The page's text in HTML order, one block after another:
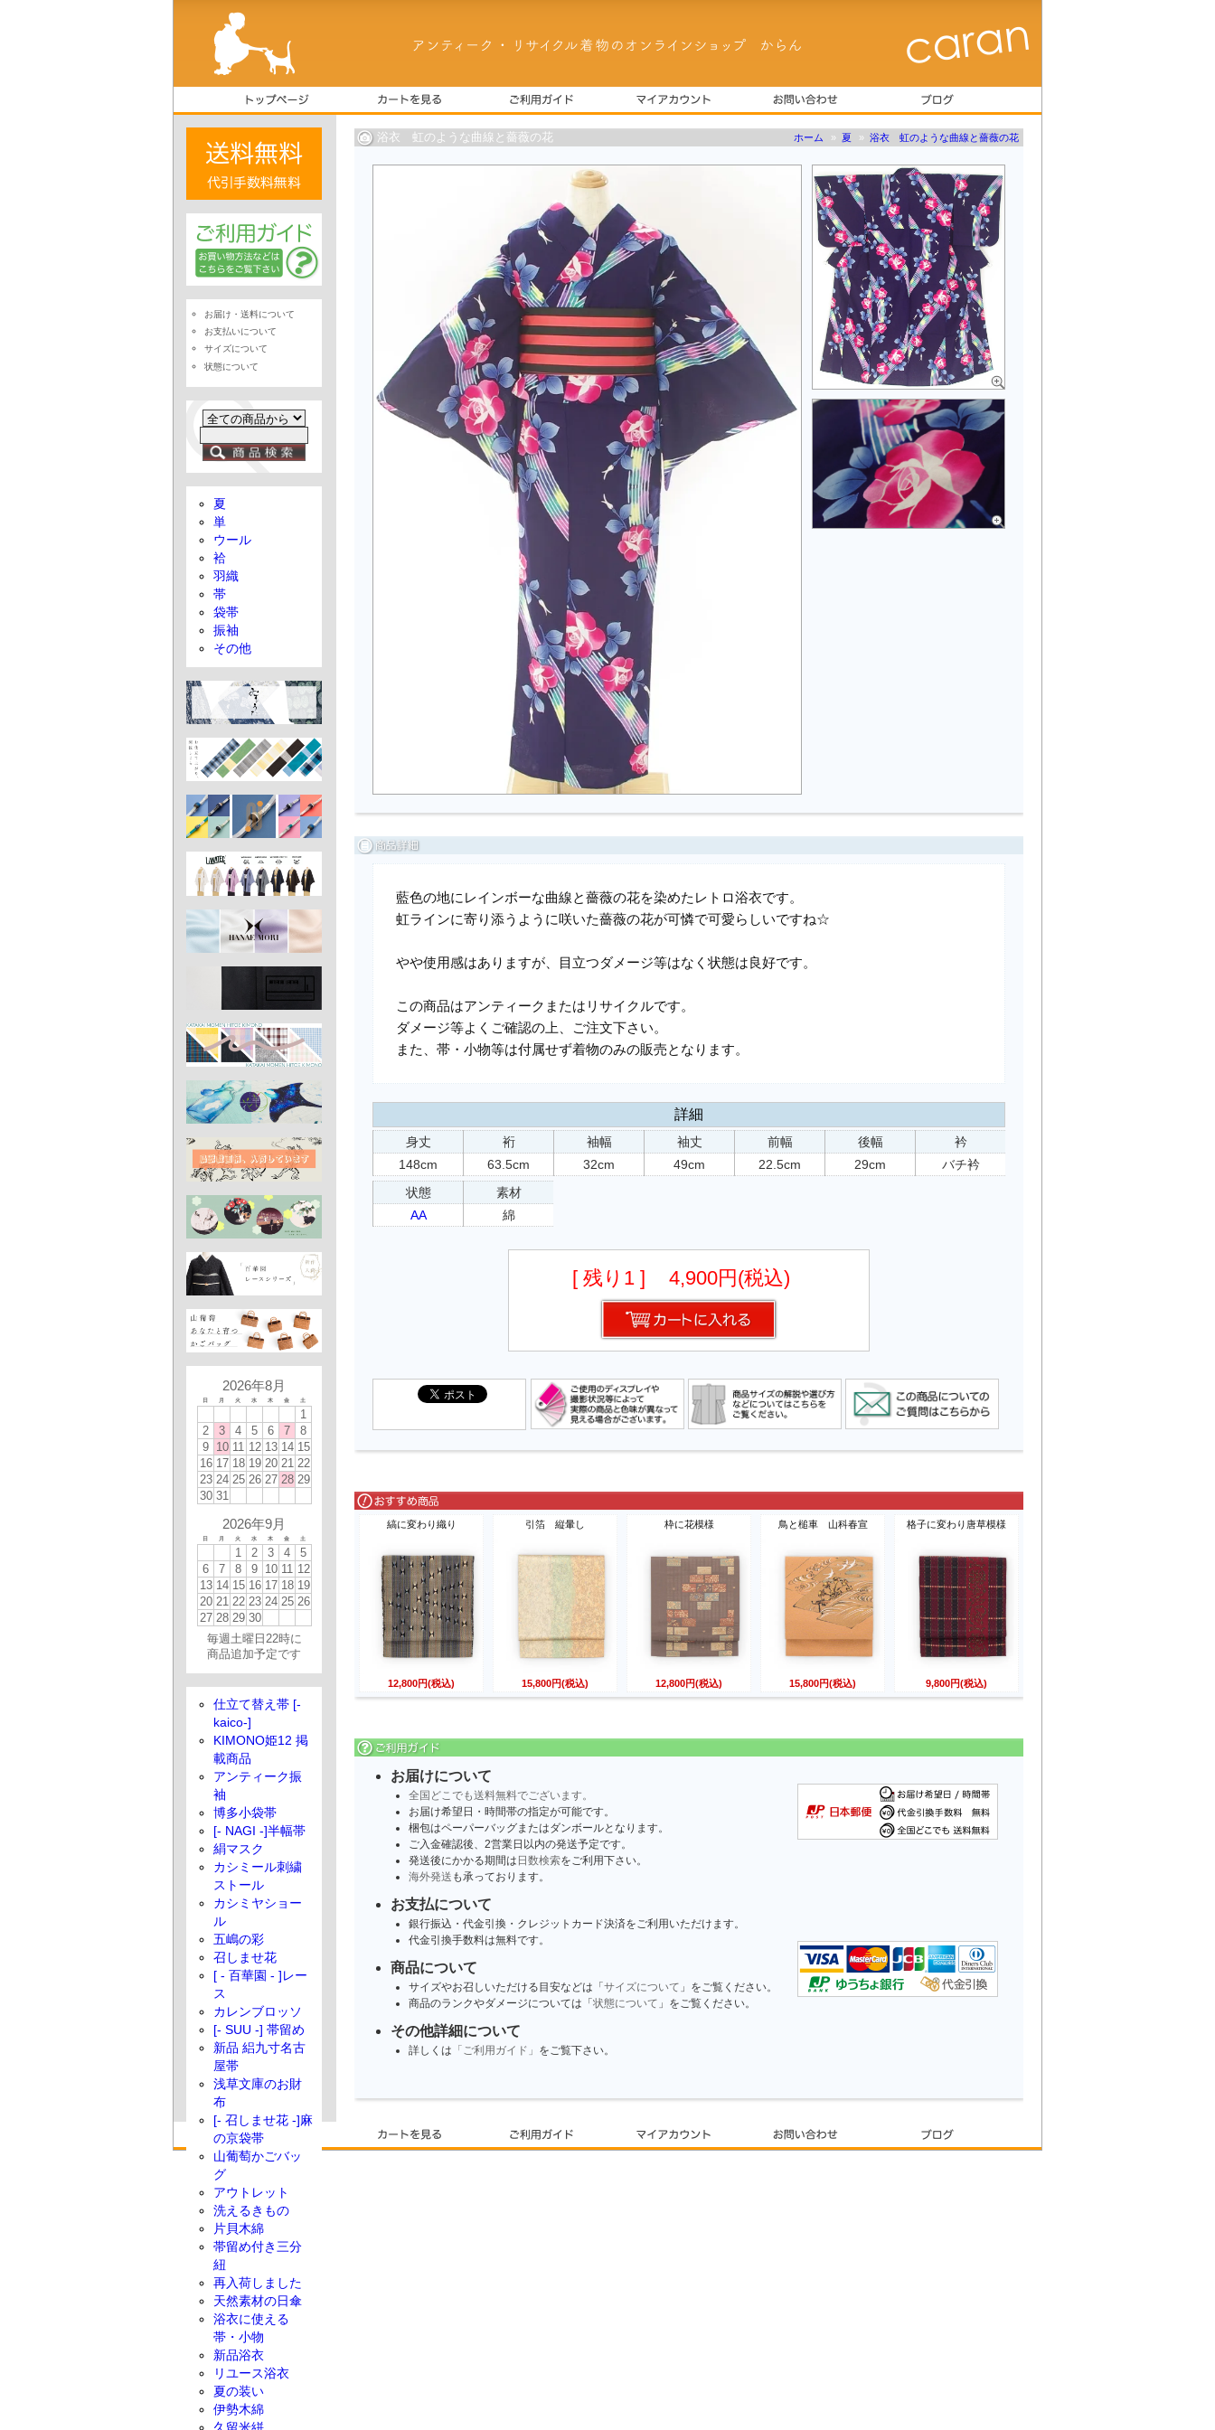
浴衣 虹のような曲線と薔薇の花 ホーム » 夏 » 浴衣 虹のような曲線と薔薇の花
藍色の地にレインボーな曲線と薔薇の花を染めたレトロ浴衣です。
虹ラインに寄り添うように咲いた薔薇の花が可憐で可愛らしいですね☆
やや使用感はありますが、目立つダメージ等はなく状態は良好です。
この商品はアンティークまたはリサイクルです。
ダメージ等よくご確認の上、ご注文下さい。
また、帯・小物等は付属せず着物のみの販売となります。
詳細
身丈
148cm
裄
63.5cm
袖幅
32cm
袖丈
49cm
前幅
22.5cm
後幅
29cm
衿
バチ衿
状態
AA
素材
綿
[ 残り1 ] 4,900円(税込)
縞に変わり織り
12,800円(税込)
引箔 縦暈し
15,800円(税込)
枠に花模様
12,800円(税込)
鳥と槌車 山科春宣
15,800円(税込)
格子に変わり唐草模様
9,800円(税込)
お届けについて
全国どこでも送料無料でございます。
お届け希望日・時間帯の指定が可能です。
梱包はペーパーバッグまたはダンボールとなります。
ご入金確認後、2営業日以内の発送予定です。
発送後にかかる期間は 日数検索をご利用下さい。
海外発送 も承っております。
お支払について
銀行振込・代金引換・クレジットカード決済をご利用いただけます。
代金引換手数料は無料です。
商品について
サイズやお召しいただける目安などは「 サイズについて 」をご覧ください。
商品のランクやダメージについては「 状態について 」をご覧ください。
その他詳細について
詳しくは 「ご利用ガイド」 をご覧下さい。
お届け・送料について
お支払いについて
サイズについて
状態について
夏
単
ウール
袷
羽織
帯
袋帯
振袖
その他
2026年8月
日 月 火 水 木 金 土
1
2
3 4 5 6 7
8
9 10 11 12 13 14 15
16 17 18 19 20 21 22
23 24 25 26 27 28 29
30 31
2026年9月
日 月 火 水 木 金 土
1 2 3 4
5
6
7 8 9 10 11 12
13 14 15 16 17 18 19
20 21 22 23 24 25 26
27 28 29 30
毎週土曜日22時に
商品追加予定です
仕立て替え帯 [-
kaico-]
KIMONO姫12 掲
載商品
アンティーク振
袖
博多小袋帯
[- NAGI -]半幅帯
絹マスク
カシミール刺繍
ストール
カシミヤショー
ル
五嶋の彩
召しませ花
[ - 百華園 - ]レー
ス
カレンブロッソ
[- SUU -] 帯留め
新品 絽九寸名古
屋帯
浅草文庫のお財
布
[- 召しませ花 -]麻
の京袋帯
山葡萄かごバッ
グ
アウトレット
洗えるきもの
片貝木綿
帯留め付き三分
紐
再入荷しました
天然素材の日傘
浴衣に使える
帯・小物
新品浴衣
リユース浴衣
夏の装い
伊勢木綿